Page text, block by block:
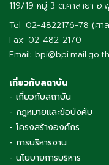
119/19 หมู่ 3 ต.ศาลายา
Tel: 02-4822176-78 (ศา
Fax: 02-482-2170
Email:
เกี่ยวกับสถาบัน
- เกี่ยวกับสถาบัน
- กฎหมายและข้อบังคับ
- โครงสร้างองค์กร
- การบริหารงาน
- นโยบายการบริหาร